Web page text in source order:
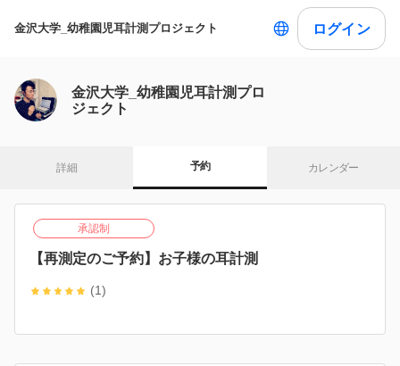
金沢大学_幼稚園児耳計測プロジェクト ログイン
金沢大学_幼稚園児耳計測プロ
ジェクト
詳細 予約 カレンダー
承認制
【再測定のご予約】お子様の耳計測
(1)